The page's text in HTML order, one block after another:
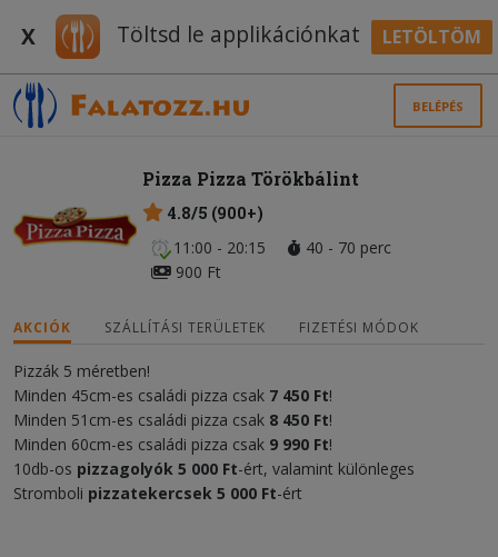
X Töltsd le applikációnkat LETÖLTÖM
BELÉPÉS
Pizza Pizza Törökbálint
4.8/5 (900+)
11:00 - 20:15
40 - 70 perc
900 Ft
AKCIÓK SZÁLLÍTÁSI TERÜLETEK FIZETÉSI MÓDOK
Pizzák 5 méretben!
Minden 45cm-es családi pizza csak 7 450 Ft!
Minden 51cm-es családi pizza csak 8 450 Ft!
Minden 60cm-es családi pizza csak 9 990 Ft!
10db-os pizzagolyók 5 000 Ft-ért, valamint különleges
Stromboli pizzatekercsek 5 000 Ft-ért